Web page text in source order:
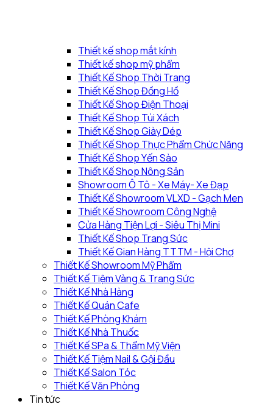
Thiết kế shop mắt kính
Thiết kế shop mỹ phẩm
Thiết Kế Shop Thời Trang
Thiết Kế Shop Đồng Hồ
Thiết Kế Shop Điện Thoại
Thiết Kế Shop Túi Xách
Thiết Kế Shop Giày Dép
Thiết Kế Shop Thực Phẩm Chức Năng
Thiết Kế Shop Yến Sào
Thiết Kế Shop Nông Sản
Showroom Ô Tô - Xe Máy- Xe Đạp
Thiết Kế Showroom VLXD - Gạch Men
Thiết Kế Showroom Công Nghệ
Cửa Hàng Tiện Lợi - Siêu Thị Mini
Thiết Kế Shop Trang Sức
Thiết Kế Gian Hàng TTTM - Hội Chợ
Thiết Kế Showroom Mỹ Phẩm
Thiết Kế Tiệm Vàng & Trang Sức
Thiết Kế Nhà Hàng
Thiết Kế Quán Cafe
Thiết Kế Phòng Khám
Thiết Kế Nhà Thuốc
Thiết Kế SPa & Thẩm Mỹ Viện
Thiết Kế Tiệm Nail & Gội Đầu
Thiết Kế Salon Tóc
Thiết Kế Văn Phòng
Tin tức